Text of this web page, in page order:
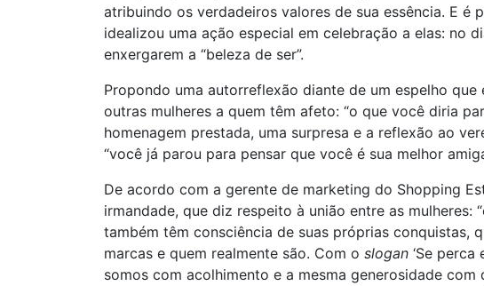
atribuindo os verdadeiros valores de sua essência. E é
idealizou uma ação especial em celebração a elas: no
enxergarem a “beleza de ser”.
Propondo uma autorreflexão diante de um espelho
outras mulheres a quem têm afeto: “o que você diria
homenagem prestada, uma surpresa e a reflexão ao
“você já parou para pensar que você é sua melhor
De acordo com a gerente de marketing do Shopping
irmandade, que diz respeito à união entre as mulheres:
também têm consciência de suas próprias conquistas,
marcas e quem realmente são. Com o slogan ‘Se
somos com acolhimento e a mesma generosidade com